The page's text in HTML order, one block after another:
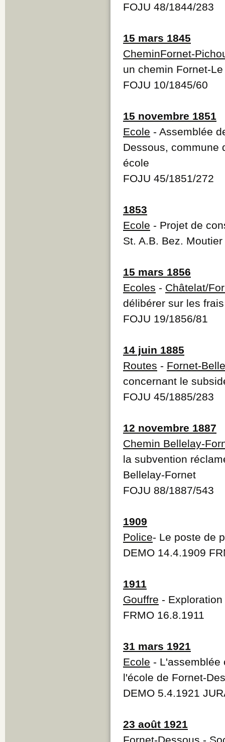
FOJU 48/1844/283
15 mars 1845
CheminFornet-
un chemin Fornet-
FOJU 10/1845/60
15 novembre 1851
Ecole - Assemblée
Dessous, commune
école
FOJU 45/1851/272
1853
Ecole - Projet de
St. A.B. Bez.
15 mars 1856
Ecoles - Châtelat/
délibérer sur les
FOJU 19/1856/81
14 juin 1885
Routes - Fornet-
concernant le
FOJU 45/1885/283
12 novembre 1887
Chemin Bellelay-
la subvention
Bellelay-Fornet
FOJU 88/1887/543
1909
Police- Le poste de
DEMO 14.4.1909
1911
Gouffre -
FRMO 16.8.1911
31 mars 1921
Ecole - L'assemblée
l'école de Fornet-
DEMO 5.4.1921
23 août 1921
Fornet-Dessous -